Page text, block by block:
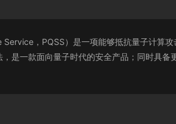
，PQSS）是一项能够抵抗量子计算
是一款面向量子时代的安全产品；同时具